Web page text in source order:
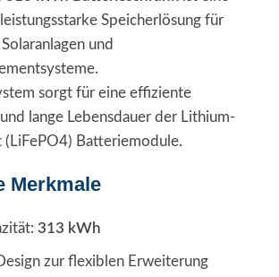
Speicherlösung für
und
sorgt für eine effiziente
lange Lebensdauer der Lithium-
(LiFePO4) Batteriemodule.
Merkmale
313 kWh
zur flexiblen Erweiterung